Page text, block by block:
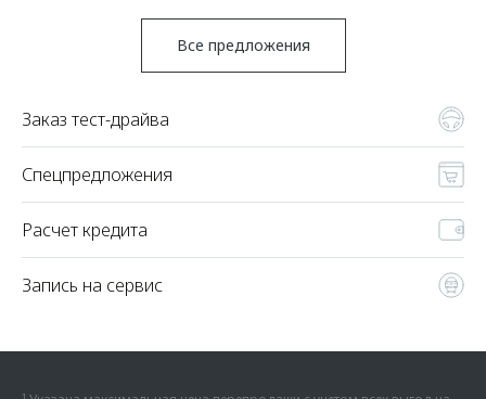
Все предложения
Заказ тест-драйва
Спецпредложения
Расчет кредита
Запись на сервис